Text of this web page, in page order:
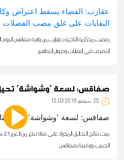
رفضت محكمة الناحية بعقارب من ولاية صفاقس اليوم
التصرف في النفايات وديوان التطهير
صفاقس: لسعة 'وشواشة' تحيل
25 12:03 2019 سبتمبر
الحبيب بورقيبة بصفاقس